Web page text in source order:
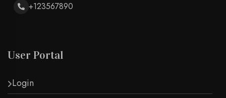
+123567890
User Portal
Login